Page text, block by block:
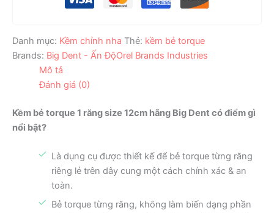
Bẻ
lượng
Danh mục: Kềm chỉnh nha Thẻ: kềm bẻ torque
Brands: Big Dent - Ấn ĐộOrel Brands Industries
Mô tả
Đánh giá (0)
Kềm bẻ torque 1 răng size 12cm hãng Big Dent có điểm gì
nổi bật?
Là dụng cụ được thiết kế để bẻ torque từng răng
riêng lẻ trên dây cung một cách chính xác & an
toàn.
Bẻ torque từng răng, không làm biến dạng phần